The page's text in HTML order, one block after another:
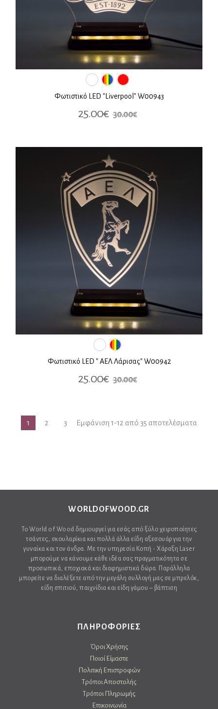
Φωτιστικό LED "Liverpool" W00943
25.00€ 30.00€
Φωτιστικό LED " ΑΕΛ Λάρισας" W00942
25.00€ 30.00€
1 2 3 Εμφάνιση 1-12 από 35 αποτελέσματα
WORLDOFWOOD.GR
Το World of Wood δημιουργεί για εσάς από ξύλο χειροποίητες
τσάντες, σκουλαρίκια και πολλά άλλα είδη αξεσουάρ για την
γυναίκα και τον άνδρα. Με την υπηρεσία Κοπή - Χάραξη Laser
μπορούμε να κάνουμε κάθε ιδέα σας πραγματικότητα σε
προσωπικά, εποχιακά και διαφημιστικά δώρα. Παράλληλα
μπορείτε να διαλέξετε από την μεγάλη συλλογή μας σε μπρελόκ,
είδη σπιτιού, παιχνίδια και είδη γάμου – βάπτιση
ΠΛΗΡΟΦΟΡΙΕΣ
Όροι Χρήσης
Ποιοί Είμαστε
Πολιτική Επιστροφών
Τρόποι Αποστολής
Τρόποι Πληρωμής
Επικοινωνία